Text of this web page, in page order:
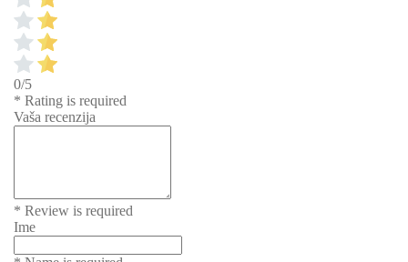
0/5
* Rating is required
Vaša recenzija
* Review is required
Ime